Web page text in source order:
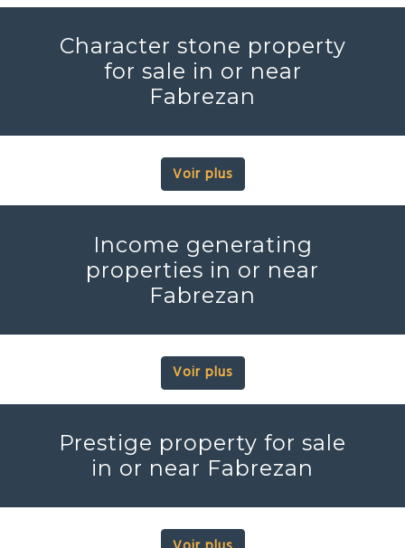
Character stone property
for sale in or near
Fabrezan
Voir plus
Income generating
properties in or near
Fabrezan
Voir plus
Prestige property for sale
in or near Fabrezan